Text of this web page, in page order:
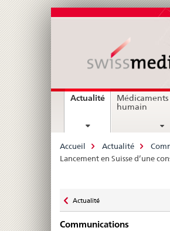
Navigation
Actualitécurrent
page
Médicaments
humain
Breadcrumb
Accueil Actualité
Lancement en Suisse d’une
zu
Actualité
Communications